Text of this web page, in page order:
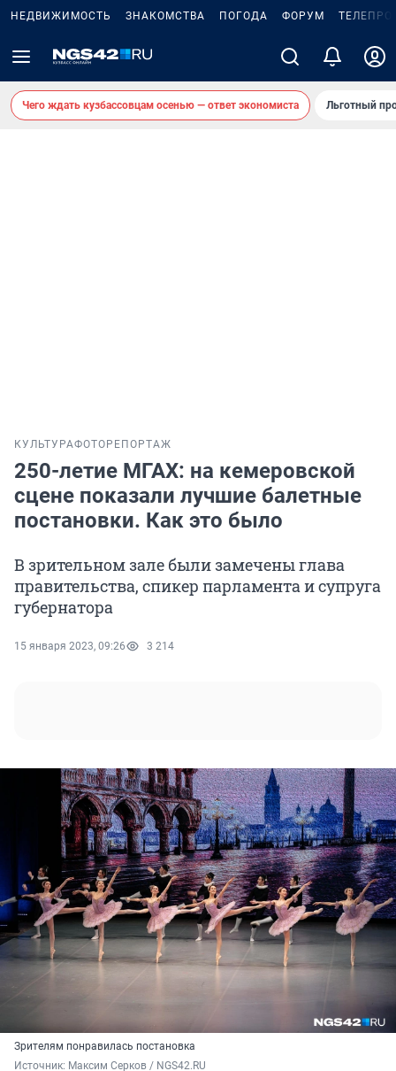
НЕДВИЖИМОСТЬ ЗНАКОМСТВА ПОГОДА ФОРУМ
Чего ждать кузбассовцам осенью — ответ экономиста Льготный
КУЛЬТУРАФОТОРЕПОРТАЖ
250-летие МГАХ: на кемеровской
сцене показали лучшие балетные
постановки. Как это было
В зрительном зале были замечены глава
правительства, спикер парламента и супруга
губернатора
15 января 2023, 09:26 3 214
Зрителям понравилась постановка
Источник: Максим Серков / NGS42.RU